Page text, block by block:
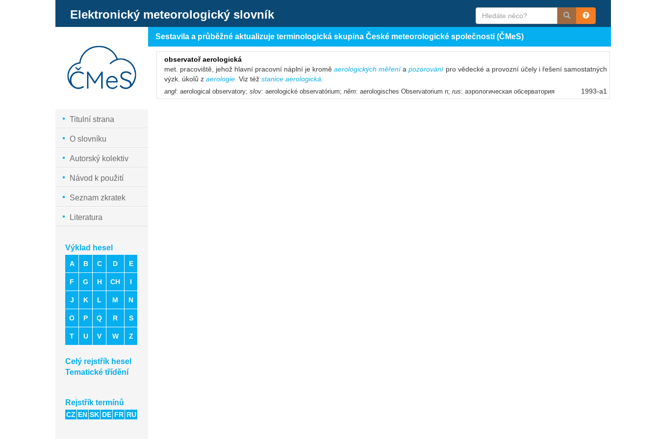
Elektronický meteorologický slovník
Titulní strana
O slovníku
Autorský kolektiv
Návod k použití
Seznam zkratek
Literatura
Výklad hesel
A B C D E
F G H CH I
J K L M N
O P Q R S
T U V W Z
Celý rejstřík hesel
Tematické třídění
Rejstřík termínů
CZ EN SK DE FR RU
Sestavila a průběžné aktualizuje terminologická skupina České meteorologické společnosti (ČMeS)
observatoř aerologická
met. pracoviště, jehož hlavní pracovní náplní je kroměaerologických měřeníapozorovánípro vědecké a provozní účely i řešení samostatných
výzk. úkolů z aerologie. Viz též stanice aerologická
angl: aerological observatory; slov: aerologické observatórium; něm: aerologisches Observatorium n; rus: аэрологическая обсерватория 1993-a1